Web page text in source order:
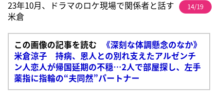
23年10月、ドラマのロケ現場で関係者と話す
米倉
14/19
この画像の記事を読む
《深刻な体調懸念のなか》
米倉涼子 持病、恩人との別れ支えたアルゼンチ
ン人恋人が帰国延期の不穏…2人で部屋探し、左手
薬指に指輪の“夫同然”パートナー